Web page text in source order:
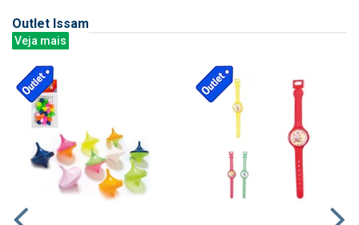
Outlet Issam
Veja mais